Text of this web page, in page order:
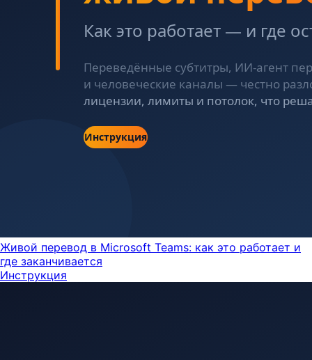
Живой перевод в Microsoft Teams: как это работает и
где заканчивается
Инструкция